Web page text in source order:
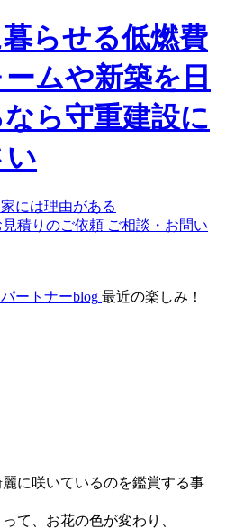
ご相談・お問い
パートナーblog 最近の楽しみ！
に咲いているのを鑑賞する事
て、お花の色が変わり、